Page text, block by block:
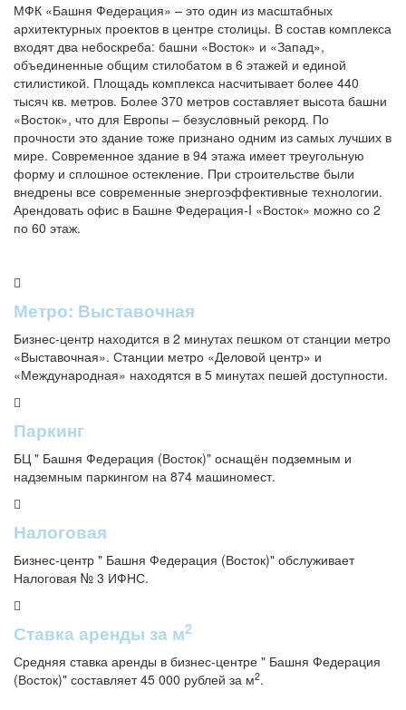
МФК «Башня Федерация» – это один из масштабных
архитектурных проектов в центре столицы. В состав комплекса
входят два небоскреба: башни «Восток» и «Запад»,
объединенные общим стилобатом в 6 этажей и единой
стилистикой. Площадь комплекса насчитывает более 440
тысяч кв. метров. Более 370 метров составляет высота башни
«Восток», что для Европы – безусловный рекорд. По
прочности это здание тоже признано одним из самых лучших в
мире. Современное здание в 94 этажа имеет треугольную
форму и сплошное остекление. При строительстве были
внедрены все современные энергоэффективные технологии.
Арендовать офис в Башне Федерация-I «Восток» можно со 2
по 60 этаж.
Метро: Выставочная
Бизнес-центр находится в 2 минутах пешком от станции метро
«Выставочная». Станции метро «Деловой центр» и
«Международная» находятся в 5 минутах пешей доступности.
Паркинг
БЦ " Башня Федерация (Восток)" оснащён подземным и
надземным паркингом на 874 машиномест.
Налоговая
Бизнес-центр " Башня Федерация (Восток)" обслуживает
Налоговая № 3 ИФНС.
Ставка аренды за м2
Средняя ставка аренды в бизнес-центре " Башня Федерация
(Восток)" составляет 45 000 рублей за м2.